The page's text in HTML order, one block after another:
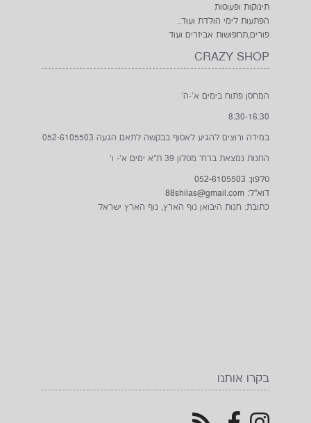
תינוקות ופעוטות
הפתעות לימי הולדת ועוד..
פורים,תחפושות אביזרים ועוד
CRAZY SHOP
המחסן פתוח בימים א'-ה'
8:30-16:30
במידה ורוצים להגיע לאסוף בבקשה לתאם הגעה 052-6105503
החנות נמצאת ברח' מטלון 39 ת"א ימים א'- ו'
טלפון: 052-6105503
דוא"ל: 88shilas@gmail.com
כתובת: חנות היבואן נוף הארץ, נוף הארץ ישראל
בקרו אותנו